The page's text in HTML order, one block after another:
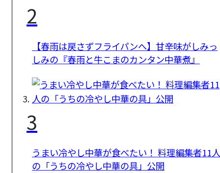
2
【春雨は戻さずフライパンへ】甘辛味がしみっ
しみの『春雨と牛こまのカンタン中華煮』
3
うまい冷やし中華が食べたい！ 料理編集者11人
の「うちの冷やし中華の具」公開